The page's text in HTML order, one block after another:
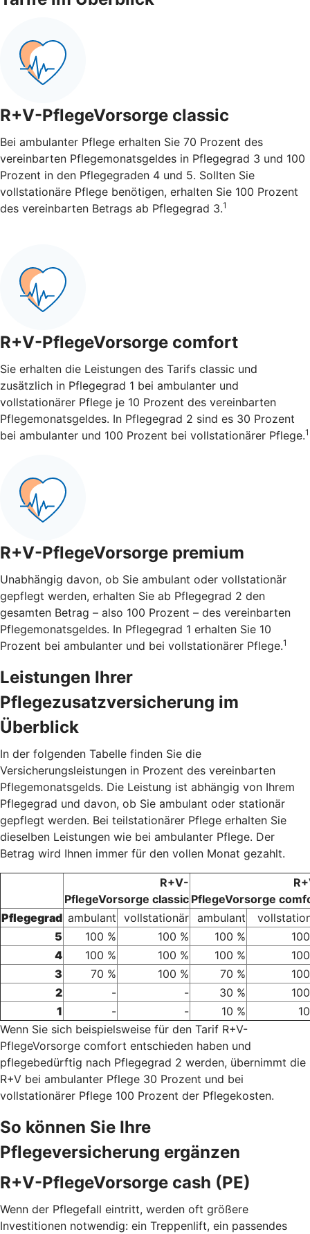
R+V-PflegeVorsorge classic
Bei ambulanter Pflege erhalten Sie 70 Prozent des
vereinbarten Pflegemonatsgeldes in Pflegegrad 3 und 100
Prozent in den Pflegegraden 4 und 5. Sollten Sie
vollstationäre Pflege benötigen, erhalten Sie 100 Prozent
des vereinbarten Betrags ab Pflegegrad 3.1
R+V-PflegeVorsorge comfort
Sie erhalten die Leistungen des Tarifs classic und
zusätzlich in Pflegegrad 1 bei ambulanter und
vollstationärer Pflege je 10 Prozent des vereinbarten
Pflegemonatsgeldes. In Pflegegrad 2 sind es 30 Prozent
bei ambulanter und 100 Prozent bei vollstationärer Pflege.1
R+V-PflegeVorsorge premium
Unabhängig davon, ob Sie ambulant oder vollstationär
gepflegt werden, erhalten Sie ab Pflegegrad 2 den
gesamten Betrag – also 100 Prozent – des vereinbarten
Pflegemonatsgeldes. In Pflegegrad 1 erhalten Sie 10
Prozent bei ambulanter und bei vollstationärer Pflege.1
Leistungen Ihrer
Pflegezusatzversicherung im
Überblick
In der folgenden Tabelle finden Sie die
Versicherungsleistungen in Prozent des vereinbarten
Pflegemonatsgelds. Die Leistung ist abhängig von Ihrem
Pflegegrad und davon, ob Sie ambulant oder stationär
gepflegt werden. Bei teilstationärer Pflege erhalten Sie
dieselben Leistungen wie bei ambulanter Pflege. Der
Betrag wird Ihnen immer für den vollen Monat gezahlt.
R+V-
PflegeVorsorge classic PflegeVorsorge
Pflegegrad ambulant vollstationär ambulant
5
100 % 100 % 100 %
4
100 % 100 % 100 %
3
70 % 100 % 70 %
2
- - 30 %
1
- - 10 %
Wenn Sie sich beispielsweise für den Tarif R+V-
PflegeVorsorge comfort entschieden haben und
pflegebedürftig nach Pflegegrad 2 werden, übernimmt die
R+V bei ambulanter Pflege 30 Prozent und bei
vollstationärer Pflege 100 Prozent der Pflegekosten.
So können Sie Ihre
Pflegeversicherung ergänzen
R+V-PflegeVorsorge cash (PE)
Wenn der Pflegefall eintritt, werden oft größere
Investitionen notwendig: ein Treppenlift, ein passendes